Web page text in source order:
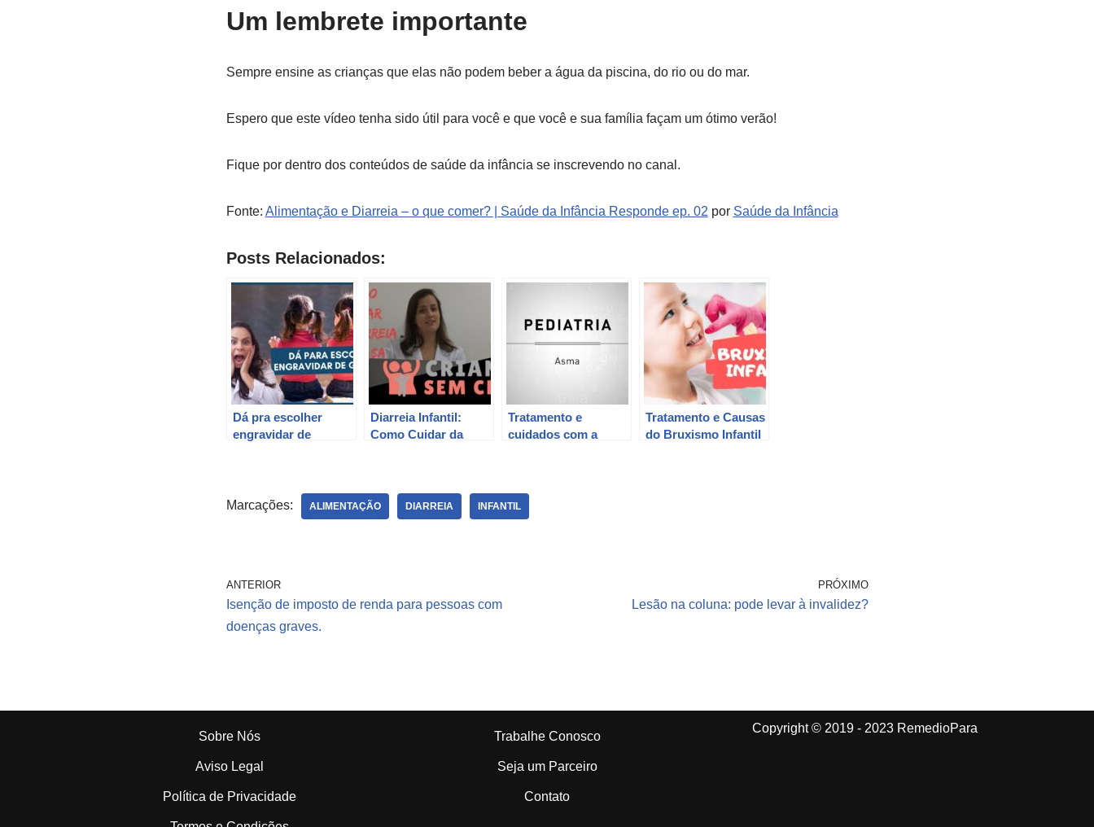
Um lembrete importante
Sempre ensine as crianças que elas não podem beber a água da piscina, do rio ou do mar.
Espero que este vídeo tenha sido útil para você e que você e sua família façam um ótimo verão!
Fique por dentro dos conteúdos de saúde da infância se inscrevendo no canal.
Fonte: Alimentação e Diarreia – o que comer? | Saúde da Infância Responde ep. 02 por Saúde da Infância
Posts Relacionados:
Dá pra escolher
engravidar de
Diarreia Infantil:
Como Cuidar da
Tratamento e
cuidados com a
Tratamento e Causas
do Bruxismo Infantil
Marcações: ALIMENTAÇÃO DIARREIA INFANTIL
ANTERIOR
Isenção de imposto de renda para pessoas com
doenças graves.
PRÓXIMO
Lesão na coluna: pode levar à invalidez?
Sobre Nós
Aviso Legal
Política de Privacidade
Trabalhe Conosco
Seja um Parceiro
Contato
Copyright © 2019 - 2023 RemedioPara